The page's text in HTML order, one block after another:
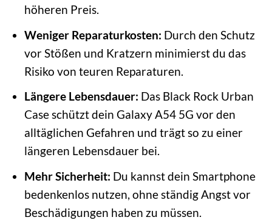
höheren Preis.
Weniger Reparaturkosten: Durch den Schutz
vor Stößen und Kratzern minimierst du das
Risiko von teuren Reparaturen.
Längere Lebensdauer: Das Black Rock Urban
Case schützt dein Galaxy A54 5G vor den
alltäglichen Gefahren und trägt so zu einer
längeren Lebensdauer bei.
Mehr Sicherheit: Du kannst dein Smartphone
bedenkenlos nutzen, ohne ständig Angst vor
Beschädigungen haben zu müssen.